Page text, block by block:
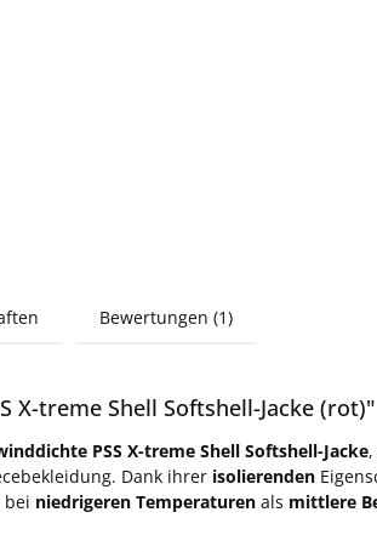
Bewertungen (1)
X-treme Shell Softshell-Jacke (rot)"
PSS X-treme Shell Softshell-Jacke
Dank ihrer isolierenden
bei niedrigeren Temperaturen als mittlere